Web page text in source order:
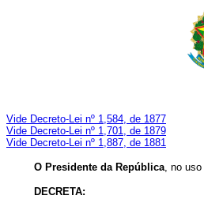
Vide Decreto-Lei nº 1,584, de 1877
Vide Decreto-Lei nº 1,701, de 1879
Vide Decreto-Lei nº 1,887, de 1881
O Presidente da República, no uso
DECRETA: